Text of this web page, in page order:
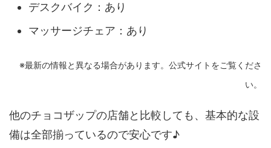
デスクバイク：あり
マッサージチェア：あり
※最新の情報と異なる場合があります。公式サイトをご覧くださ
い。
他のチョコザップの店舗と比較しても、基本的な設
備は全部揃っているので安心です♪